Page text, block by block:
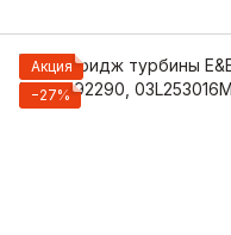
Акция
−27%